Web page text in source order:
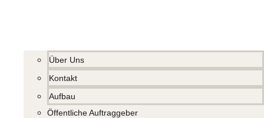
Über Uns
Kontakt
Aufbau
Öffentliche Auftraggeber